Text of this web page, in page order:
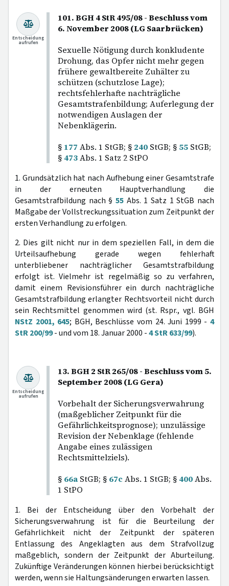
101. BGH 4 StR 495/08 - Beschluss vom
6. November 2008 (LG Saarbrücken)
Sexuelle Nötigung durch konkludente
Drohung, das Opfer nicht mehr gegen
frühere gewaltbereite Zuhälter zu
schützen (schutzlose Lage);
rechtsfehlerhafte nachträgliche
Gesamtstrafenbildung; Auferlegung der
notwendigen Auslagen der
Nebenklägerin.
§ 177 Abs. 1 StGB; § 240 StGB; § 55 StGB;
§ 473Abs. 1 Satz 2 StPO
Entscheidung
aufrufen
1. Grundsätzlich hat nach Aufhebung einer Gesamtstrafe
in der erneuten Hauptverhandlung die
Gesamtstrafbildung nach § 55 Abs. 1 Satz 1 StGB nach
Maßgabe der Vollstreckungssituation zum Zeitpunkt der
ersten Verhandlung zu erfolgen.
2. Dies gilt nicht nur in dem speziellen Fall, in dem die
Urteilsaufhebung gerade wegen fehlerhaft
unterbliebener nachträglicher Gesamtstrafbildung
erfolgt ist. Vielmehr ist regelmäßig so zu verfahren,
damit einem Revisionsführer ein durch nachträgliche
Gesamtstrafbildung erlangter Rechtsvorteil nicht durch
sein Rechtsmittel genommen wird (st. Rspr., vgl. BGH
NStZ 2001, 645; BGH, Beschlüsse vom 24. Juni 1999 -4
StR 200/99- und vom 18. Januar 2000 -4 StR 633/99).
13. BGH 2 StR 265/08 - Beschluss vom 5.
September 2008 (LG Gera)
Vorbehalt der Sicherungsverwahrung
(maßgeblicher Zeitpunkt für die
Gefährlichkeitsprognose); unzulässige
Revision der Nebenklage (fehlende
Angabe eines zulässigen
Rechtsmittelziels).
§ 66a StGB; § 67cAbs. 1 StGB; § 400Abs.
1 StPO
Entscheidung
aufrufen
1. Bei der Entscheidung über den Vorbehalt der
Sicherungsverwahrung ist für die Beurteilung der
Gefährlichkeit nicht der Zeitpunkt der späteren
Entlassung des Angeklagten aus dem Strafvollzug
maßgeblich, sondern der Zeitpunkt der Aburteilung.
Zukünftige Veränderungen können hierbei berücksichtigt
werden, wenn sie Haltungsänderungen erwarten lassen.